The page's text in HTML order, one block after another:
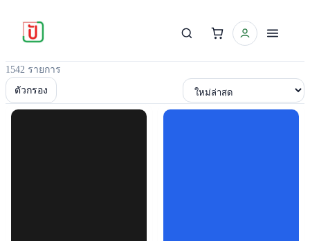
1542 รายการ
ตัวกรอง เรียงตาม